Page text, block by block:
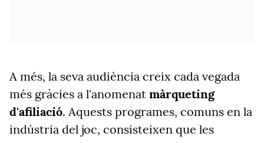
A més, la seva audiència creix cada vegada
més gràcies a l'anomenat màrqueting
d'afiliació. Aquests programes, comuns en la
indústria del joc, consisteixen que les